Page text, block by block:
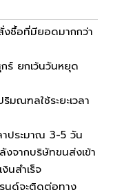
งซื้อที่มียอดมากกว่า
ร์ ยกเว้นวันหยุด
มณฑลใช้ระยะเวลา
าประมาณ 3-5 วัน
งจากบริษัทขนส่งเข้า
นสำเร็จ
นด์จะติดต่อทาง